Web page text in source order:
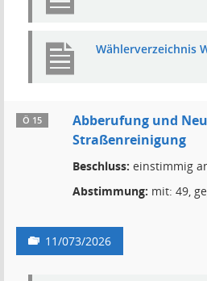
Wählerverzeichnis
Ö 15
Abberufung und
Straßenreinigung
Beschluss: einstimmig
Abstimmung: mit: 49,
11/073/2026